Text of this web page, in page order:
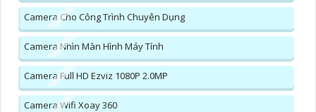
Camera Cho Công Trình Chuyên Dụng
Camera Nhìn Màn Hình Máy Tính
Camera Full HD Ezviz 1080P 2.0MP
Camera Wifi Xoay 360